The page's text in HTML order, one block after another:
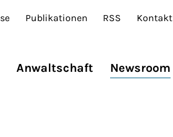
Publikationen RSS Kontakt
Anwaltschaft Newsroom